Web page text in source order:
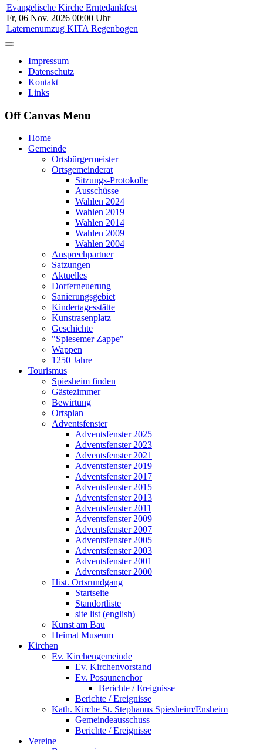
Evangelische Kirche Erntedankfest
Fr, 06 Nov. 2026 00:00 Uhr
Laternenumzug KITA Regenbogen
Impressum
Datenschutz
Kontakt
Links
Off Canvas Menu
Home
Gemeinde
Ortsbürgermeister
Ortsgemeinderat
Sitzungs-Protokolle
Ausschüsse
Wahlen 2024
Wahlen 2019
Wahlen 2014
Wahlen 2009
Wahlen 2004
Ansprechpartner
Satzungen
Aktuelles
Dorferneuerung
Sanierungsgebiet
Kindertagesstätte
Kunstrasenplatz
Geschichte
"Spiesemer Zappe"
Wappen
1250 Jahre
Tourismus
Spiesheim finden
Gästezimmer
Bewirtung
Ortsplan
Adventsfenster
Adventsfenster 2025
Adventsfenster 2023
Adventsfenster 2021
Adventsfenster 2019
Adventsfenster 2017
Adventsfenster 2015
Adventsfenster 2013
Adventsfenster 2011
Adventsfenster 2009
Adventsfenster 2007
Adventsfenster 2005
Adventsfenster 2003
Adventsfenster 2001
Adventsfenster 2000
Hist. Ortsrundgang
Startseite
Standortliste
site list (english)
Kunst am Bau
Heimat Museum
Kirchen
Ev. Kirchengemeinde
Ev. Kirchenvorstand
Ev. Posaunenchor
Berichte / Ereignisse
Berichte / Ereignisse
Kath. Kirche St. Stephanus Spiesheim/Ensheim
Gemeindeausschuss
Berichte / Ereignisse
Vereine